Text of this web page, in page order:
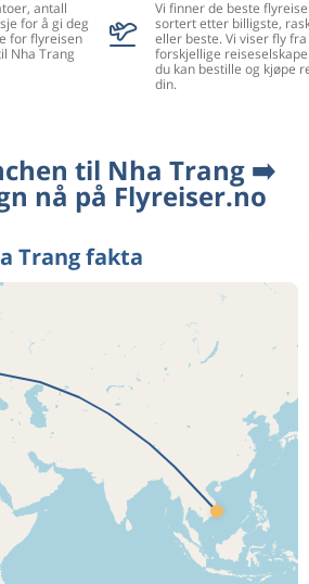
antall
for å gi deg
for flyreisen
Nha Trang
Vi finner de beste
sortert etter billigste,
eller beste. Vi viser fly
forskjellige
du kan bestille og kjøpe
din.
til Nha Trang ➡️
nå på Flyreiser.no
Trang fakta